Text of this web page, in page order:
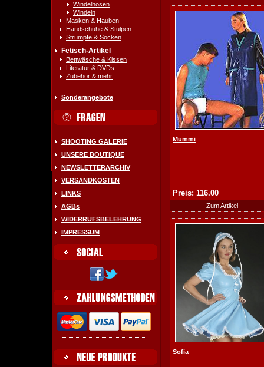
Windelhosen
Windeln
Masken & Hauben
Handschuhe & Stulpen
Strümpfe & Socken
Fetisch-Artikel
Bettwäsche & Kissen
Literatur & DVDs
Zubehör & mehr
Sonderangebote
SHOOTING GALERIE
UNSERE BOUTIQUE
NEWSLETTERARCHIV
VERSANDKOSTEN
LINKS
AGBs
WIDERRUFSBELEHRUNG
IMPRESSUM
Mummi
Preis: 116.00
Zum Artikel
Sofia